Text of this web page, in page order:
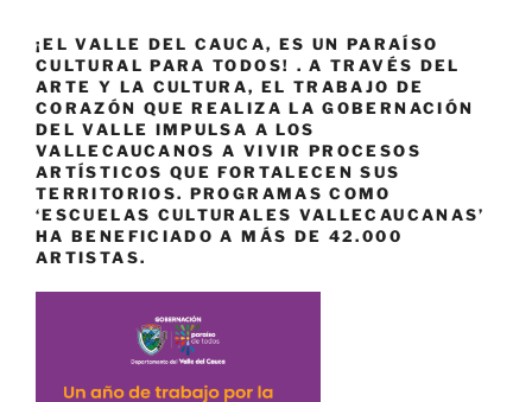
¡EL VALLE DEL CAUCA, ES UN PARAÍSO
CULTURAL PARA TODOS! . A TRAVÉS DEL
ARTE Y LA CULTURA, EL TRABAJO DE
CORAZÓN QUE REALIZA LA GOBERNACIÓN
DEL VALLE IMPULSA A LOS
VALLECAUCANOS A VIVIR PROCESOS
ARTÍSTICOS QUE FORTALECEN SUS
TERRITORIOS. PROGRAMAS COMO
‘ESCUELAS CULTURALES VALLECAUCANAS’
HA BENEFICIADO A MÁS DE 42.000
ARTISTAS.